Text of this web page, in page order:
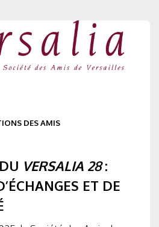
DES AMIS
VERSALIA 28:
ET DE